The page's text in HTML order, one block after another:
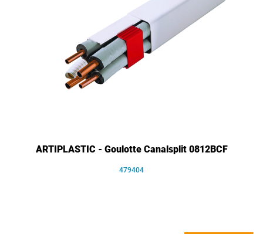
ARTIPLASTIC - Goulotte Canalsplit 0812BCF
479404